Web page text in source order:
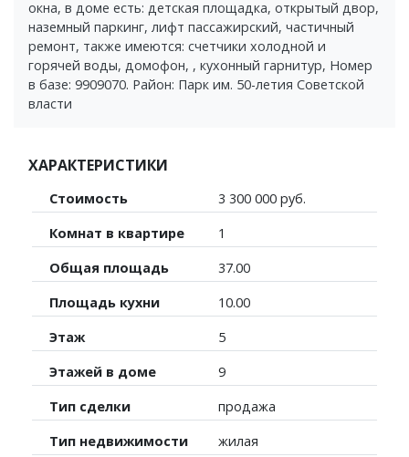
окна, в доме есть: детская площадка, открытый двор,
наземный паркинг, лифт пассажирский, частичный
ремонт, также имеются: счетчики холодной и
горячей воды, домофон, , кухонный гарнитур, Номер
в базе: 9909070. Район: Парк им. 50-летия Советской
власти
ХАРАКТЕРИСТИКИ
Стоимость
3 300 000 руб.
Комнат в квартире
1
Общая площадь
37.00
Площадь кухни
10.00
Этаж
5
Этажей в доме
9
Тип сделки
продажа
Тип недвижимости
жилая